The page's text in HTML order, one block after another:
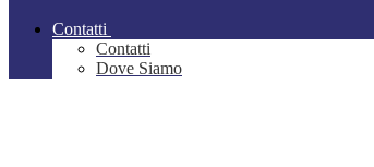
Contatti
Contatti
Dove Siamo